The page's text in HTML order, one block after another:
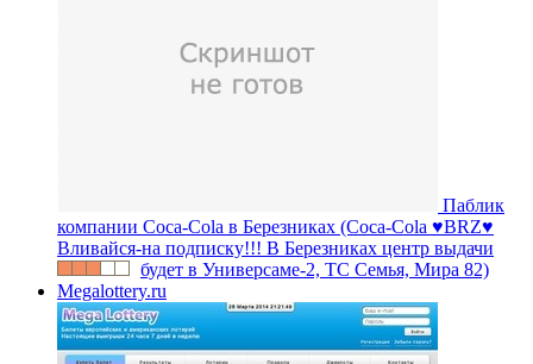
Паблик
компании Coca-Cola в Березниках (Coca-Cola ♥BRZ♥
Вливайся-на подписку!!! В Березниках центр выдачи
будет в Универсаме-2, ТС Семья, Мира 82)
Megalottery.ru